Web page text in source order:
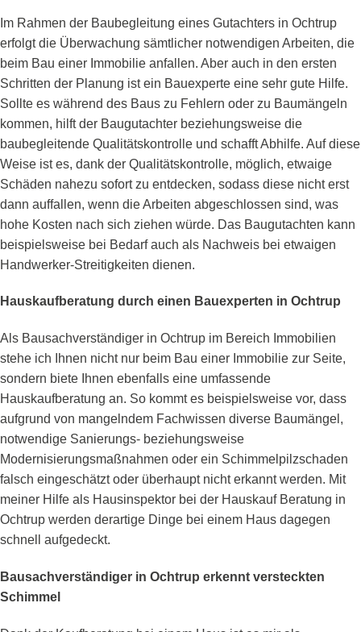
Im Rahmen der Baubegleitung eines Gutachters in Ochtrup
erfolgt die Überwachung sämtlicher notwendigen Arbeiten, die
beim Bau einer Immobilie anfallen. Aber auch in den ersten
Schritten der Planung ist ein Bauexperte eine sehr gute Hilfe.
Sollte es während des Baus zu Fehlern oder zu Baumängeln
kommen, hilft der Baugutachter beziehungsweise die
baubegleitende Qualitätskontrolle und schafft Abhilfe. Auf diese
Weise ist es, dank der Qualitätskontrolle, möglich, etwaige
Schäden nahezu sofort zu entdecken, sodass diese nicht erst
dann auffallen, wenn die Arbeiten abgeschlossen sind, was
hohe Kosten nach sich ziehen würde. Das Baugutachten kann
beispielsweise bei Bedarf auch als Nachweis bei etwaigen
Handwerker-Streitigkeiten dienen.
Hauskaufberatung durch einen Bauexperten in Ochtrup
Als Bausachverständiger in Ochtrup im Bereich Immobilien
stehe ich Ihnen nicht nur beim Bau einer Immobilie zur Seite,
sondern biete Ihnen ebenfalls eine umfassende
Hauskaufberatung an. So kommt es beispielsweise vor, dass
aufgrund von mangelndem Fachwissen diverse Baumängel,
notwendige Sanierungs- beziehungsweise
Modernisierungsmaßnahmen oder ein Schimmelpilzschaden
falsch eingeschätzt oder überhaupt nicht erkannt werden. Mit
meiner Hilfe als Hausinspektor bei der Hauskauf Beratung in
Ochtrup werden derartige Dinge bei einem Haus dagegen
schnell aufgedeckt.
Bausachverständiger in Ochtrup erkennt versteckten
Schimmel